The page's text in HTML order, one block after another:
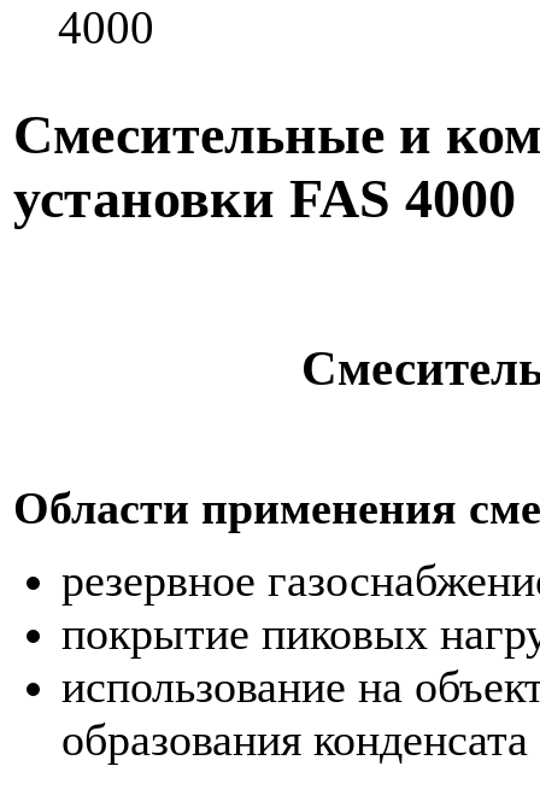
4000
Смесительные и
установки FAS 4000
Области применения
резервное
покрытие пиковых
использование на
образования